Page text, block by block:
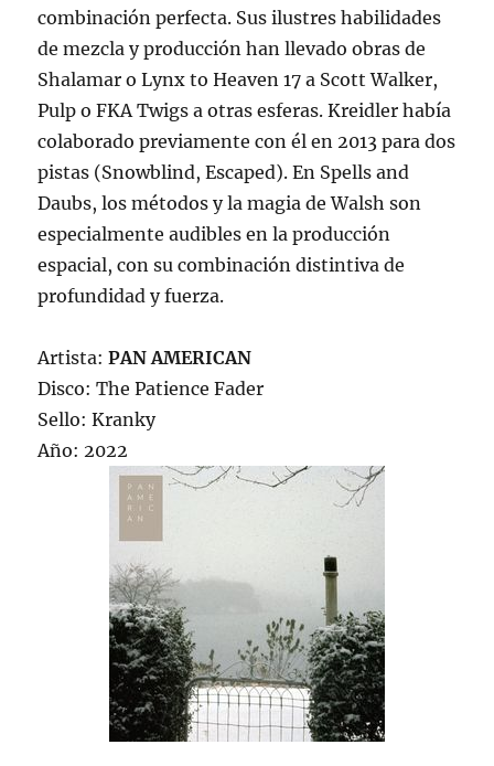
combinación perfecta. Sus ilustres habilidades
de mezcla y producción han llevado obras de
Shalamar o Lynx to Heaven 17 a Scott Walker,
Pulp o FKA Twigs a otras esferas. Kreidler había
colaborado previamente con él en 2013 para dos
pistas (Snowblind, Escaped). En Spells and
Daubs, los métodos y la magia de Walsh son
especialmente audibles en la producción
espacial, con su combinación distintiva de
profundidad y fuerza.
Artista:PAN AMERICAN
Disco: The Patience Fader
Sello: Kranky
Año: 2022